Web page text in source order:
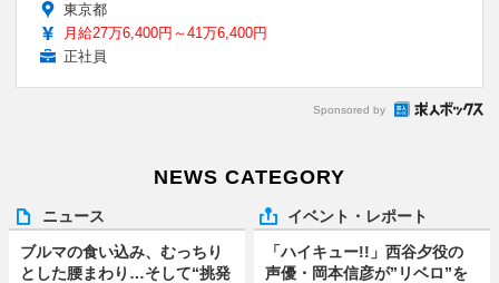
東京都
月給27万6,400円～41万6,400円
正社員
Sponsored by
NEWS CATEGORY
ニュース
ブルマの食い込み、むっちり
とした腰まわり…そして“挑発
イベント・レポート
「ハイキュー!!」西谷夕役の
声優・岡本信彦が”リベロ”を